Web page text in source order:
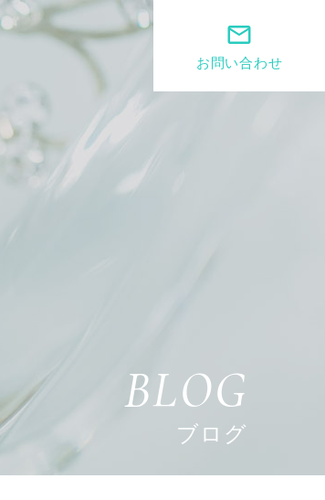
mail_outline
お問い合わせ
BLOG
ブログ